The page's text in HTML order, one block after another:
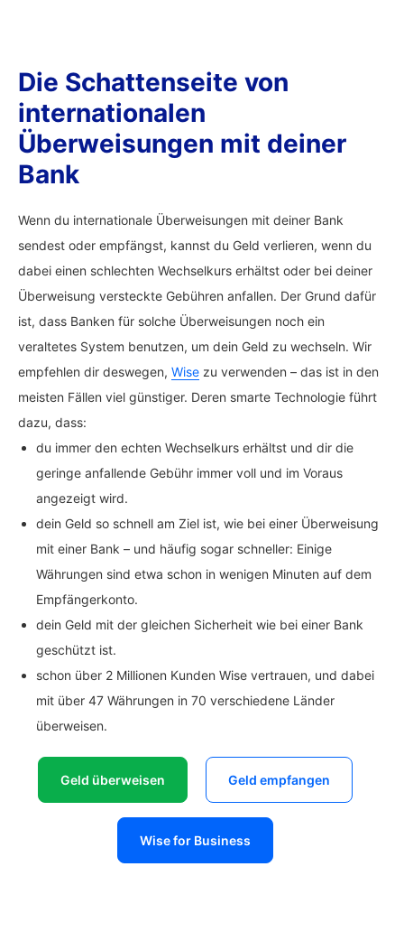
Die Schattenseite von
internationalen
Überweisungen mit deiner
Bank
Wenn du internationale Überweisungen mit deiner Bank
sendest oder empfängst, kannst du Geld verlieren, wenn du
dabei einen schlechten Wechselkurs erhältst oder bei deiner
Überweisung versteckte Gebühren anfallen. Der Grund dafür
ist, dass Banken für solche Überweisungen noch ein
veraltetes System benutzen, um dein Geld zu wechseln. Wir
empfehlen dir deswegen, Wise zu verwenden – das ist in den
meisten Fällen viel günstiger. Deren smarte Technologie führt
dazu, dass:
du immer den echten Wechselkurs erhältst und dir die
geringe anfallende Gebühr immer voll und im Voraus
angezeigt wird.
dein Geld so schnell am Ziel ist, wie bei einer Überweisung
mit einer Bank – und häufig sogar schneller: Einige
Währungen sind etwa schon in wenigen Minuten auf dem
Empfängerkonto.
dein Geld mit der gleichen Sicherheit wie bei einer Bank
geschützt ist.
schon über 2 Millionen Kunden Wise vertrauen, und dabei
mit über 47 Währungen in 70 verschiedene Länder
überweisen.
Geld überweisen Geld empfangen
Wise for Business